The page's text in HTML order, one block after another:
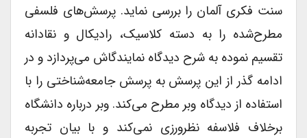
سنت فکری آلمان را بررسی نماید. پرسش‌های فلسفی
مطرح‌شده را به دسته کلاسیک، رادیکال و نقادانه
تقسیم نموده به شرح دیدگاه نمایندگاش می‌پردازد و در
ادامه گذر از این پرسش به پرسش جامعه‌شناختی را با
استفاده از دیدگاه وبر مطرح می‌کند. وبر درباره دانشگاه
برخلاف فلاسفه نظرورزی نمی‌کند و با بیان تجربه